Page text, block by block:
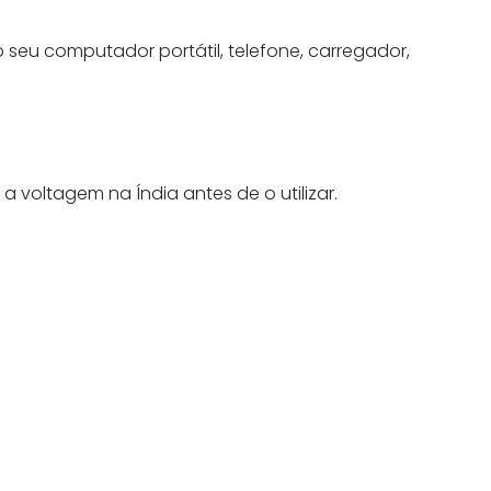
seu computador portátil, telefone, carregador,
voltagem na Índia antes de o utilizar.